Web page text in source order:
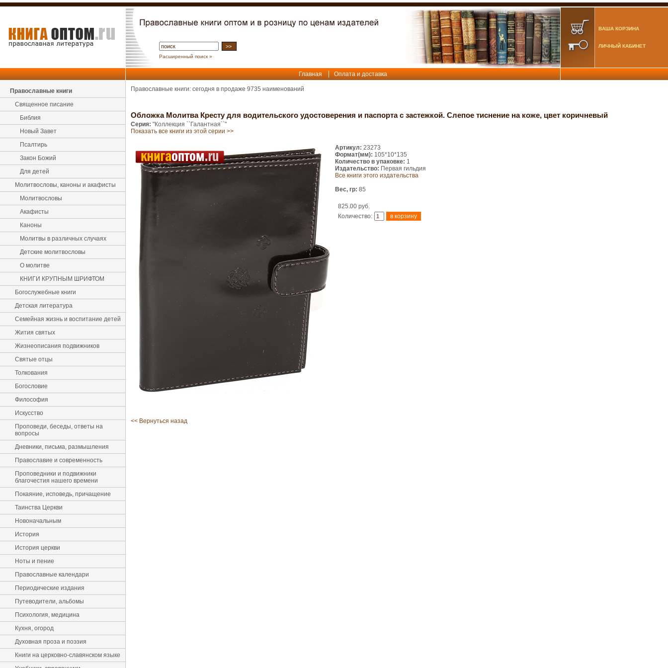
Расширенный поиск »
ВАША КОРЗИНА
ЛИЧНЫЙ КАБИНЕТ
Главная Оплата и доставка
Православные книги
Священное писание
Библия
Новый Завет
Псалтирь
Закон Божий
Для детей
Молитвословы, каноны и акафисты
Молитвословы
Акафисты
Каноны
Молитвы в различных случаях
Детские молитвословы
О молитве
КНИГИ КРУПНЫМ ШРИФТОМ
Богослужебные книги
Детская литература
Семейная жизнь и воспитание детей
Жития святых
Жизнеописания подвижников
Святые отцы
Толкования
Богословие
Философия
Искусство
Проповеди, беседы, ответы на
вопросы
Дневники, письма, размышления
Православие и современность
Проповедники и подвижники
благочестия нашего времени
Покаяние, исповедь, причащение
Таинства Церкви
Новоначальным
История
История церкви
Ноты и пение
Православные календари
Периодические издания
Путеводители, альбомы
Психология, медицина
Кухня, огород
Духовная проза и поэзия
Книги на церковно-славянском языке
Православные книги: сегодня в продаже 9735 наименований
Обложка Молитва Кресту для водительского удостоверения и паспорта с застежкой. Слепое тиснение на коже, цвет коричневый
Серия: "Коллекция ``Галантная``"
Показать все книги из этой серии >>
Артикул: 23273
Формат(мм): 105*10*135
Количество в упаковке: 1
Издательство: Первая гильдия
Все книги этого издательства
Вес, гр: 85
825.00 руб.
Количество:
<< Вернуться назад